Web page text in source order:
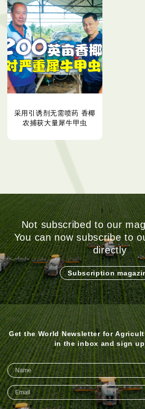
采用引诱剂无需喷药 香椰
农捕获大量犀牛甲虫
Not subscribed to our
You can now subscribe to
directly
Subscription
Get the World Newsletter for
in the inbox and sign up